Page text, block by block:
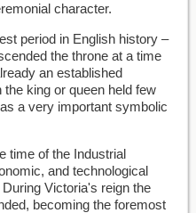
character.
period in English history –
the throne at a time
an established
king or queen held few
a very important symbolic
time of the Industrial
and technological
Victoria's reign the
becoming the foremost